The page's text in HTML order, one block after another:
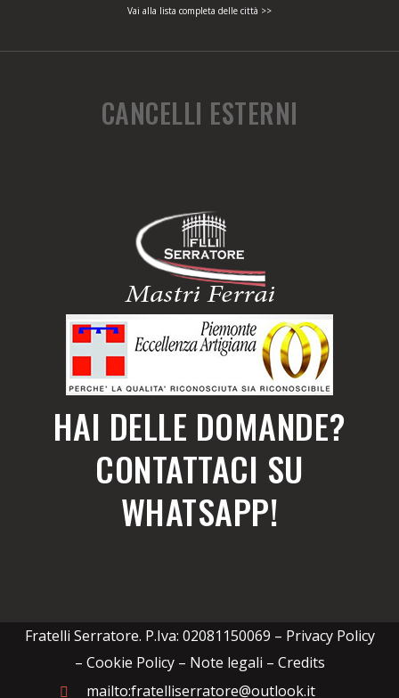
Vai alla lista completa delle città >>
CANCELLI ESTERNI
HAI DELLE DOMANDE?
CONTATTACI SU
WHATSAPP!
Fratelli Serratore. P.Iva: 02081150069 – Privacy Policy
– Cookie Policy – Note legali – Credits
mailto:fratelliserratore@outlook.it